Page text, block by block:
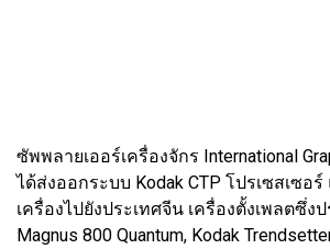
ซัพพลายเออร์เครื่องจักร International
ได้ส่งออกระบบ Kodak CTP โปรเซสเซอ
เครื่องไปยังประเทศจีน เครื่องตั้งเพลตซึ่ง
Magnus 800 Quantum, Kodak